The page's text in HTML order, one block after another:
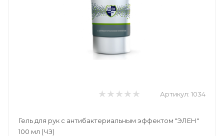
Артикул: 1034
Гель для рук с антибактериальным эффектом "ЭЛЕН"
100 мл (ЧЗ)